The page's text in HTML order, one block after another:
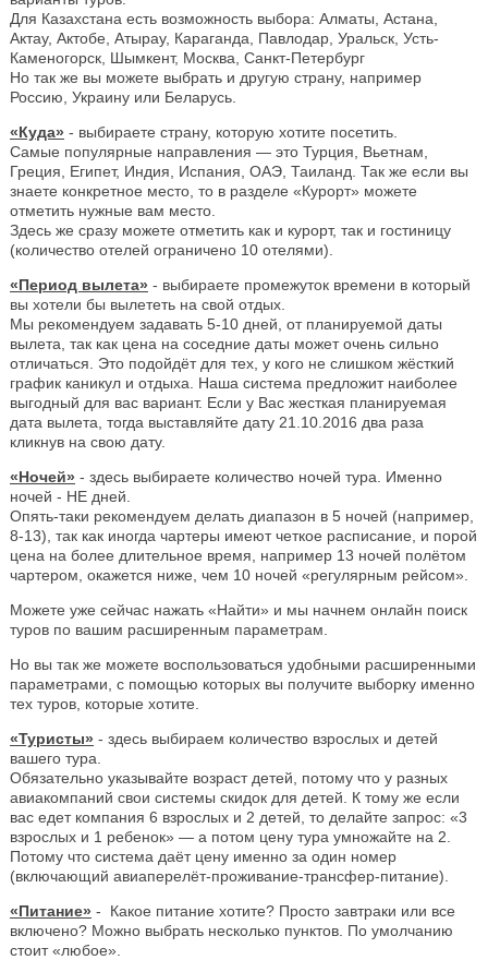
Для Казахстана есть возможность выбора: Алматы, Астана,
Актау, Актобе, Атырау, Караганда, Павлодар, Уральск, Усть-
Каменогорск, Шымкент, Москва, Санкт-Петербург
Но так же вы можете выбрать и другую страну, например
Россию, Украину или Беларусь.
«Куда» - выбираете страну, которую хотите посетить.
Самые популярные направления — это Турция, Вьетнам,
Греция, Египет, Индия, Испания, ОАЭ, Таиланд. Так же если вы
знаете конкретное место, то в разделе «Курорт» можете
отметить нужные вам место.
Здесь же сразу можете отметить как и курорт, так и гостиницу
(количество отелей ограничено 10 отелями).
«Период вылета» - выбираете промежуток времени в который
вы хотели бы вылететь на свой отдых.
Мы рекомендуем задавать 5-10 дней, от планируемой даты
вылета, так как цена на соседние даты может очень сильно
отличаться. Это подойдёт для тех, у кого не слишком жёсткий
график каникул и отдыха. Наша система предложит наиболее
выгодный для вас вариант. Если у Вас жесткая планируемая
дата вылета, тогда выставляйте дату 21.10.2016 два раза
кликнув на свою дату.
«Ночей» - здесь выбираете количество ночей тура. Именно
ночей - НЕ дней.
Опять-таки рекомендуем делать диапазон в 5 ночей (например,
8-13), так как иногда чартеры имеют четкое расписание, и порой
цена на более длительное время, например 13 ночей полётом
чартером, окажется ниже, чем 10 ночей «регулярным рейсом».
Можете уже сейчас нажать «Найти» и мы начнем онлайн поиск
туров по вашим расширенным параметрам.
Но вы так же можете воспользоваться удобными расширенными
параметрами, с помощью которых вы получите выборку именно
тех туров, которые хотите.
«Туристы» - здесь выбираем количество взрослых и детей
вашего тура.
Обязательно указывайте возраст детей, потому что у разных
авиакомпаний свои системы скидок для детей. К тому же если
вас едет компания 6 взрослых и 2 детей, то делайте запрос: «3
взрослых и 1 ребенок» — а потом цену тура умножайте на 2.
Потому что система даёт цену именно за один номер
(включающий авиаперелёт-проживание-трансфер-питание).
«Питание» - Какое питание хотите? Просто завтраки или все
включено? Можно выбрать несколько пунктов. По умолчанию
стоит «любое».